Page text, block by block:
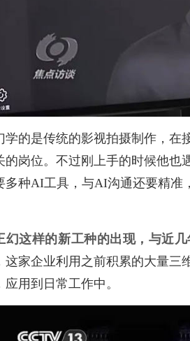
学的是传统的影视拍摄制作，在
的岗位。不过刚上手的时候他也
多种AI工具，与AI沟通还要精准
幻这样的新工种的出现，与近
这家企业利用之前积累的大量三
应用到日常工作中。